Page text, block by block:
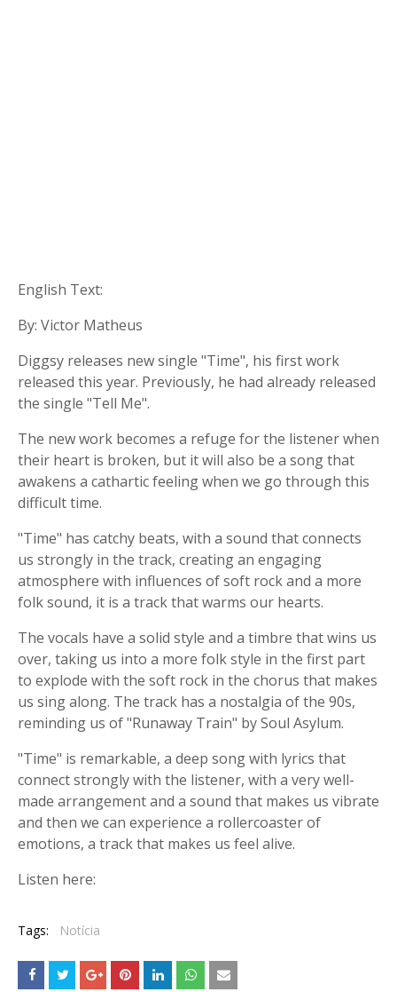
English Text:
By: Victor Matheus
Diggsy releases new single "Time", his first work
released this year. Previously, he had already released
the single "Tell Me".
The new work becomes a refuge for the listener when
their heart is broken, but it will also be a song that
awakens a cathartic feeling when we go through this
difficult time.
"Time" has catchy beats, with a sound that connects
us strongly in the track, creating an engaging
atmosphere with influences of soft rock and a more
folk sound, it is a track that warms our hearts.
The vocals have a solid style and a timbre that wins us
over, taking us into a more folk style in the first part
to explode with the soft rock in the chorus that makes
us sing along. The track has a nostalgia of the 90s,
reminding us of "Runaway Train" by Soul Asylum.
"Time" is remarkable, a deep song with lyrics that
connect strongly with the listener, with a very well-
made arrangement and a sound that makes us vibrate
and then we can experience a rollercoaster of
emotions, a track that makes us feel alive.
Listen here:
Tags: Notícia